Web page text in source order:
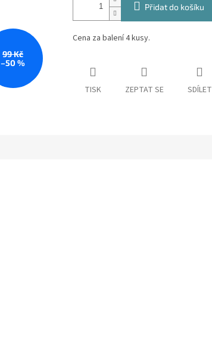
99 Kč
–50 %
Přidat do košíku
Cena za balení 4 kusy.
TISK ZEPTAT SE SDÍLET